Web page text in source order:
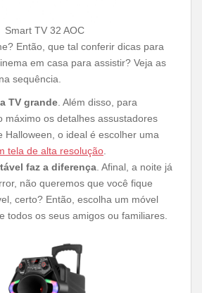
Smart TV 32 AOC
Então, que tal conferir dicas para
em casa para assistir? Veja as
sequência.
TV grande . Além disso, para
máximo os detalhes assustadores
Halloween, o ideal é escolher uma
tela de alta resolução
faz a diferença . Afinal, a noite já
não queremos que você fique
certo? Então, escolha um móvel
todos os seus amigos ou familiares.